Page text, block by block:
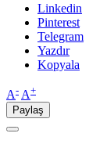
Linkedin
Pinterest
Telegram
Yazdır
Kopyala
A- A+
Paylaş